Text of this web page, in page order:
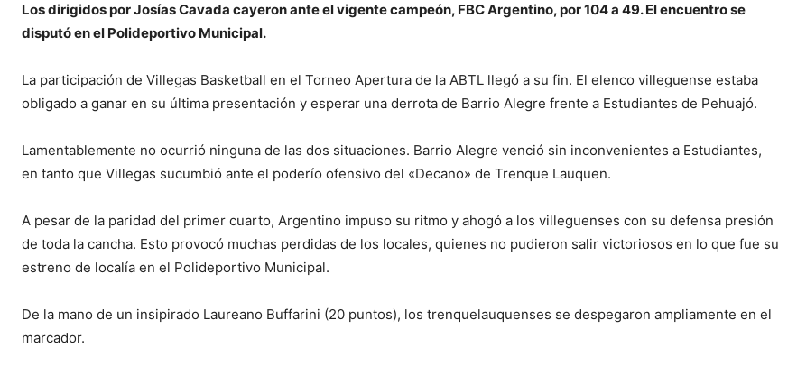
Los dirigidos por Josías Cavada cayeron ante el vigente campeón, FBC Argentino, por 104 a 49. El encuentro se
disputó en el Polideportivo Municipal.
La participación de Villegas Basketball en el Torneo Apertura de la ABTL llegó a su fin. El elenco villeguense estaba
obligado a ganar en su última presentación y esperar una derrota de Barrio Alegre frente a Estudiantes de Pehuajó.
Lamentablemente no ocurrió ninguna de las dos situaciones. Barrio Alegre venció sin inconvenientes a Estudiantes,
en tanto que Villegas sucumbió ante el poderío ofensivo del «Decano» de Trenque Lauquen.
A pesar de la paridad del primer cuarto, Argentino impuso su ritmo y ahogó a los villeguenses con su defensa presión
de toda la cancha. Esto provocó muchas perdidas de los locales, quienes no pudieron salir victoriosos en lo que fue su
estreno de localía en el Polideportivo Municipal.
De la mano de un insipirado Laureano Buffarini (20 puntos), los trenquelauquenses se despegaron ampliamente en el
marcador.